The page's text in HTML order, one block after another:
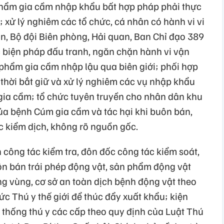
gia cầm nhập khẩu bất hợp pháp phải thực
lý nghiêm các tổ chức, cá nhân có hành vi vi
Bộ đội Biên phòng, Hải quan, Ban Chỉ đạo 389
pháp đấu tranh, ngăn chặn hành vi vận
gia cầm nhập lậu qua biên giới; phối hợp
bắt giữ và xử lý nghiêm các vụ nhập khẩu
cầm; tổ chức tuyên truyền cho nhân dân khu
bệnh Cúm gia cầm và tác hại khi buôn bán,
dịch, không rõ nguồn gốc.
tác kiểm tra, đôn đốc công tác kiểm soát,
bán trái phép động vật, sản phẩm động vật
vùng, cơ sở an toàn dịch bệnh động vật theo
Thú y thế giới để thúc đẩy xuất khẩu; kiện
thú y các cấp theo quy định của Luật Thú